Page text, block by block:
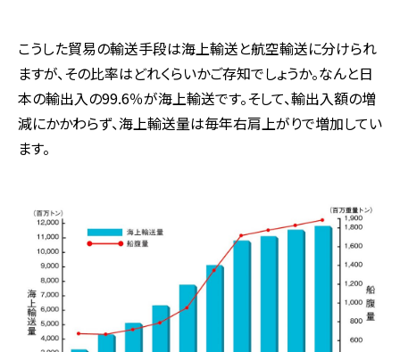
こうした貿易の輸送手段は海上輸送と航空輸送に分けられ
ますが、その比率はどれくらいかご存知でしょうか。なんと日
本の輸出入の99.6％が海上輸送です。そして、輸出入額の増
減にかかわらず、海上輸送量は毎年右肩上がりで増加してい
ます。